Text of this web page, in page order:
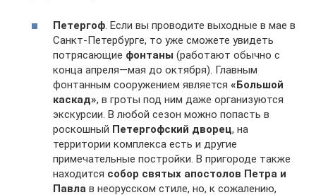
Петергоф. Если вы проводите выходные в мае в
Санкт-Петербурге, то уже сможете увидеть
потрясающие фонтаны (работают обычно с
конца апреля—мая до октября). Главным
фонтанным сооружением является «Большой
каскад», в гроты под ним даже организуются
экскурсии. В любой сезон можно попасть в
роскошный Петергофский дворец, на
территории комплекса есть и другие
примечательные постройки. В пригороде также
находится собор святых апостолов Петра и
Павла в неорусском стиле, но, к сожалению,